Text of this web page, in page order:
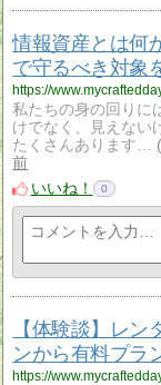
情報資産とは何
で守るべき対象
https://
私たちの身の回りに
けでなく、見えない
たくさんあります…
前
いいね！
0
【体験談】レン
ンから有料プラ
https://